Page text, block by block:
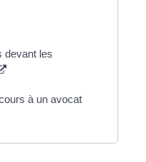
devant les
à un avocat